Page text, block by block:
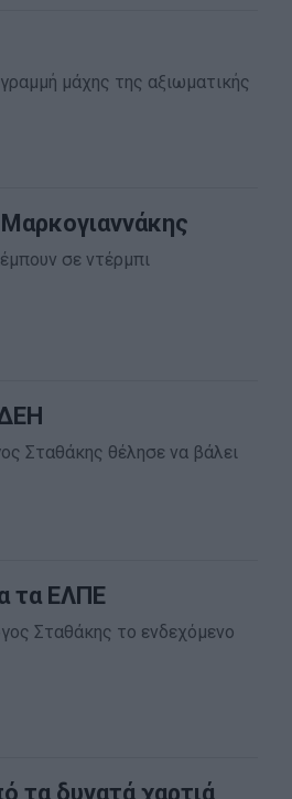
μάχης της αξιωματικής
σε ντέρμπι
Σταθάκης θέλησε να βάλει
τα ΕΛΠΕ
Σταθάκης το ενδεχόμενο
τα δυνατά χαρτιά